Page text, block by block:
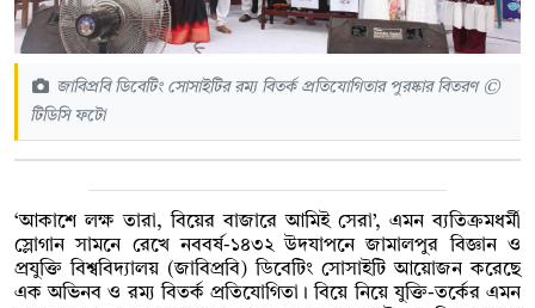
জাবিপ্রবি ডিবেটিং সোসাইটির রম্য বিতর্ক প্রতিযোগিতার পুরষ্কার বিতরণ ©
টিডিসি ফটো
‘আকাশে লক্ষ তারা, বিয়ের বাজারে আমিই সেরা’, এমন ব্যতিক্রমধর্মী
স্লোগান সামনে রেখে নববর্ষ-১৪৩২ উদযাপনে জামালপুর বিজ্ঞান ও
প্রযুক্তি বিশ্ববিদ্যালয় (জাবিপ্রবি) ডিবেটিং সোসাইটি আয়োজন করেছে
এক অভিনব ও রম্য বিতর্ক প্রতিযোগিতা। বিয়ে নিয়ে যুক্তি-তর্কের এমন